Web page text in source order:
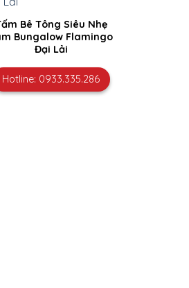
Bê Tông Siêu Nhẹ
Bungalow Flamingo
Đại Lải
Hotline: 0933.335.286